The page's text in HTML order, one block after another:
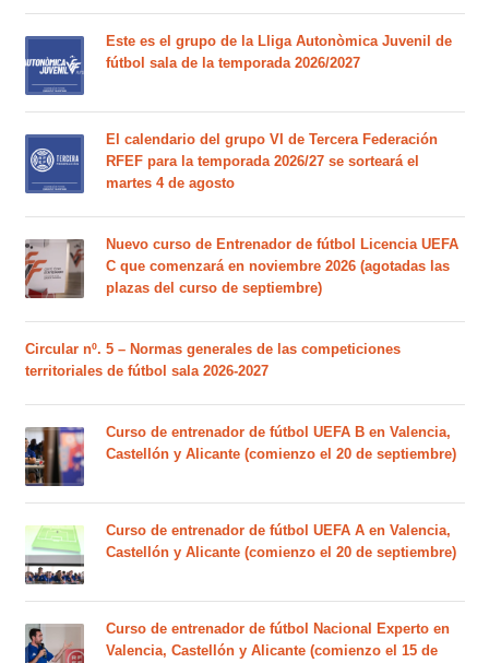
Este es el grupo de la Lliga Autonòmica Juvenil de
fútbol sala de la temporada 2026/2027
El calendario del grupo VI de Tercera Federación
RFEF para la temporada 2026/27 se sorteará el
martes 4 de agosto
Nuevo curso de Entrenador de fútbol Licencia UEFA
C que comenzará en noviembre 2026 (agotadas las
plazas del curso de septiembre)
Circular nº. 5 – Normas generales de las competiciones
territoriales de fútbol sala 2026-2027
Curso de entrenador de fútbol UEFA B en Valencia,
Castellón y Alicante (comienzo el 20 de septiembre)
Curso de entrenador de fútbol UEFA A en Valencia,
Castellón y Alicante (comienzo el 20 de septiembre)
Curso de entrenador de fútbol Nacional Experto en
Valencia, Castellón y Alicante (comienzo el 15 de